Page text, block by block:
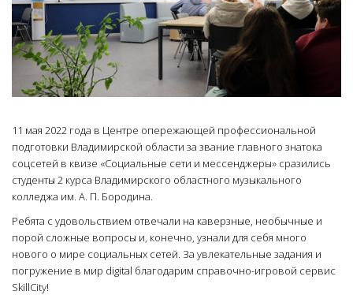
11 мая 2022 года в Центре опережающей профессиональной
подготовки Владимирской области за звание главного знатока
соцсетей в квизе «Социальные сети и мессенджеры» сразились
студенты 2 курса Владимирского областного музыкального
колледжа им. А. П. Бородина.
Ребята с удовольствием отвечали на каверзные, необычные и
порой сложные вопросы и, конечно, узнали для себя много
нового о мире социальных сетей. За увлекательные задания и
погружение в мир digital благодарим справочно-игровой сервис
SkillCity!